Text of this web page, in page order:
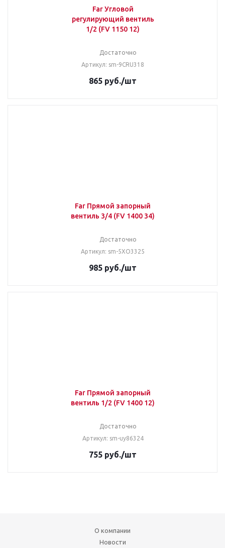
Far Угловой
регулирующий вентиль
1/2 (FV 1150 12)
Достаточно
Артикул: sm-9CRU318
865 руб./шт
Far Прямой запорный
вентиль 3/4 (FV 1400 34)
Достаточно
Артикул: sm-5XO3325
985 руб./шт
Far Прямой запорный
вентиль 1/2 (FV 1400 12)
Достаточно
Артикул: sm-uy86324
755 руб./шт
О компании
Новости